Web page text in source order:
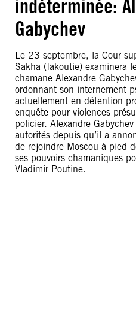
indéterminée:
Gabychev
Le 23 septembre, la Cour
Sakha (Iakoutie) examinera
chamane Alexandre
ordonnant son internement
actuellement en détention
enquête pour violences
policier. Alexandre
autorités depuis qu’il a
de rejoindre Moscou à pied
ses pouvoirs chamaniques
Vladimir Poutine.